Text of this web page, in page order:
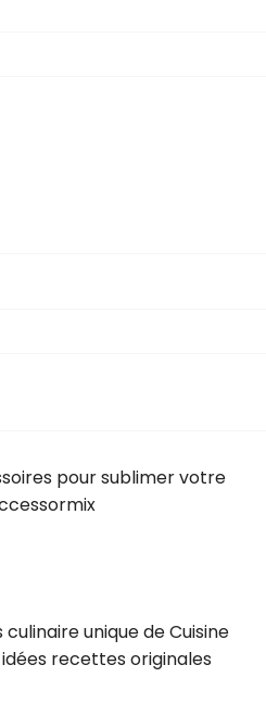
pour sublimer votre
culinaire unique de Cuisine
recettes originales